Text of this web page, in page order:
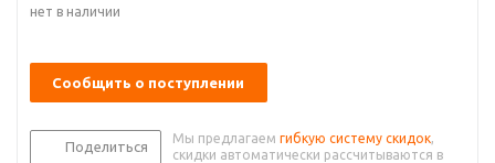
нет в наличии
Сообщить о поступлении
Поделиться
Мы предлагаем гибкую систему скидок,
скидки автоматически рассчитываются в